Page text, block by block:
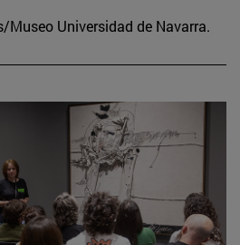
Museo Universidad de Navarra.